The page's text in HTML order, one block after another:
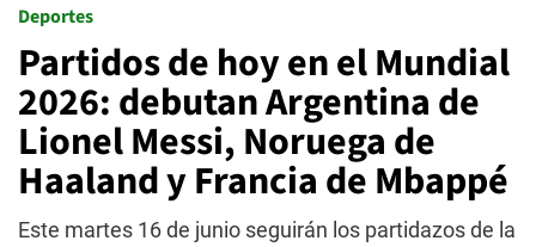
Deportes
Partidos de hoy en el Mundial
2026: debutan Argentina de
Lionel Messi, Noruega de
Haaland y Francia de Mbappé
Este martes 16 de junio seguirán los partidazos de la